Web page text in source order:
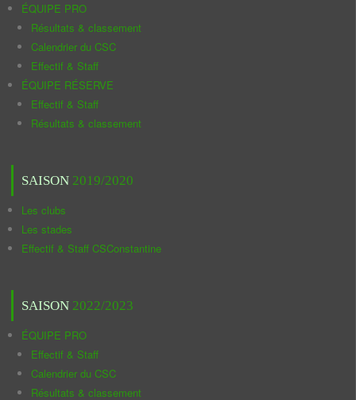
ÉQUIPE PRO
Résultats & classement
Calendrier du CSC
Effectif & Staff
ÉQUIPE RÉSERVE
Effectif & Staff
Résultats & classement
SAISON 2019/2020
Les clubs
Les stades
Effectif & Staff CSConstantine
SAISON 2022/2023
ÉQUIPE PRO
Effectif & Staff
Calendrier du CSC
Résultats & classement